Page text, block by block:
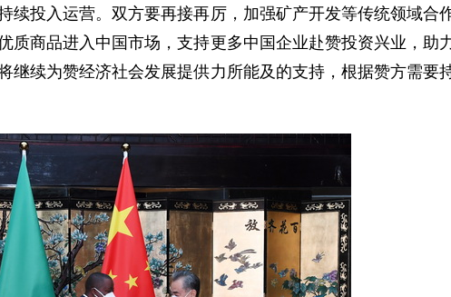
投入运营。双方要再接再厉，加强矿产开发等传统领域合
商品进入中国市场，支持更多中国企业赴赞投资兴业，助
续为赞经济社会发展提供力所能及的支持，根据赞方需要